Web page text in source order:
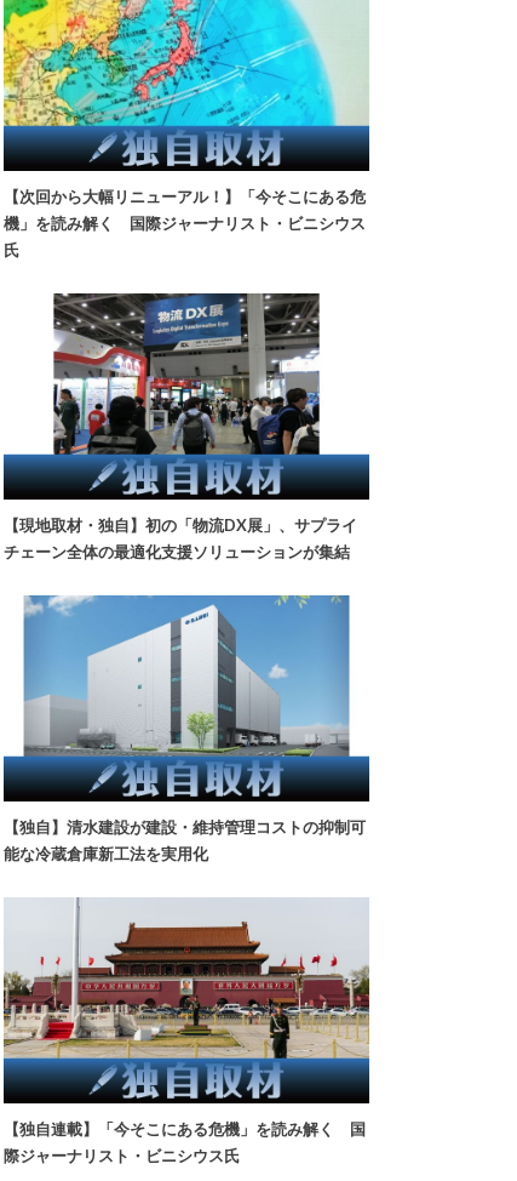
【次回から大幅リニューアル！】「今そこにある危
機」を読み解く 国際ジャーナリスト・ビニシウス
氏
【現地取材・独自】初の「物流DX展」、サプライ
チェーン全体の最適化支援ソリューションが集結
【独自】清水建設が建設・維持管理コストの抑制可
能な冷蔵倉庫新工法を実用化
【独自連載】「今そこにある危機」を読み解く 国
際ジャーナリスト・ビニシウス氏